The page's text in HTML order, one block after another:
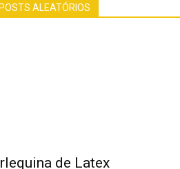
ALEATÓRIOS
de Latex